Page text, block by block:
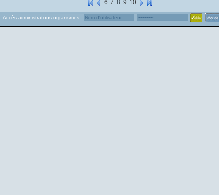
6 7 8 9 10
Accès administrations organismes :